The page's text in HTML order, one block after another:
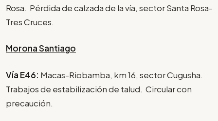
Rosa. Pérdida de calzada de la vía, sector Santa Rosa-
Tres Cruces.
Morona Santiago
Vía E46: Macas-Riobamba, km 16, sector Cugusha.
Trabajos de estabilización de talud. Circular con
precaución.